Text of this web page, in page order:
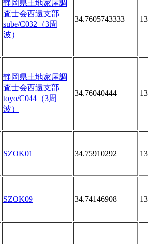
静岡県土地家屋調
査士会西遠支部
sube/C032（3周
波）
34.7605743333
静岡県土地家屋調
査士会西遠支部
toyo/C044（3周
波）
34.76040444
SZOK01 34.75910292
SZOK09 34.74146908